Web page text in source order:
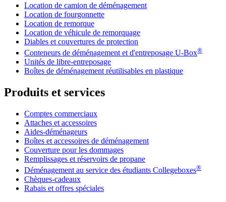
Location de camion de déménagement
Location de fourgonnette
Location de remorque
Location de véhicule de remorquage
Diables et couvertures de protection
Conteneurs de déménagement et d'entreposage U-Box®
Unités de libre-entreposage
Boîtes de déménagement réutilisables en plastique
Produits et services
Comptes commerciaux
Attaches et accessoires
Aides-déménageurs
Boîtes et accessoires de déménagement
Couverture pour les dommages
Remplissages et réservoirs de propane
Déménagement au service des étudiants Collegeboxes®
Chèques-cadeaux
Rabais et offres spéciales